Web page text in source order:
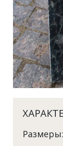
Размеры: